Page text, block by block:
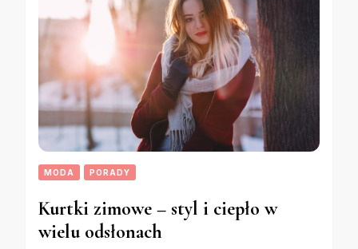
MODA PORADY
Kurtki zimowe – styl i ciepło w
wielu odsłonach